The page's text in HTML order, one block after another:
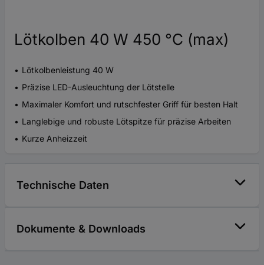
Lötkolben 40 W 450 °C (max)
Lötkolbenleistung 40 W
Präzise LED-Ausleuchtung der Lötstelle
Maximaler Komfort und rutschfester Griff für besten Halt
Langlebige und robuste Lötspitze für präzise Arbeiten
Kurze Anheizzeit
Technische Daten
Dokumente & Downloads